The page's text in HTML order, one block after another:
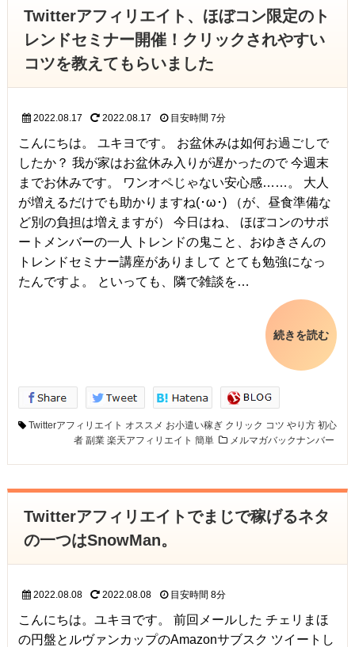
Twitterアフィリエイト、ほぼコン限定のト
レンドセミナー開催！クリックされやすい
コツを教えてもらいました
2022.08.17 2022.08.17 目安時間 7分
こんにちは。 ユキヨです。 お盆休みは如何お過ごしで
したか？ 我が家はお盆休み入りが遅かったので 今週末
までお休みです。 ワンオペじゃない安心感……。 大人
が増えるだけでも助かりますね(･ω･) （が、昼食準備な
ど別の負担は増えますが） 今日はね、 ほぼコンのサポ
ートメンバーの一人 トレンドの鬼こと、おゆきさんの
トレンドセミナー講座がありまして とても勉強になっ
たんですよ。 といっても、隣で雑談を…
続きを読む
Twitterアフィリエイト オススメ お小遣い稼ぎ クリック コツ やり方 初心
者 副業 楽天アフィリエイト 簡単 メルマガバックナンバー
Twitterアフィリエイトでまじで稼げるネタ
の一つはSnowMan。
2022.08.08 2022.08.08 目安時間 8分
こんにちは。ユキヨです。 前回メールした チェリまほ
の円盤とルヴァンカップのAmazonサブスク ツイートし